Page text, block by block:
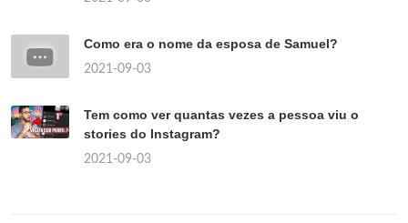
Como era o nome da esposa de Samuel?
2021-09-03
Tem como ver quantas vezes a pessoa viu o
stories do Instagram?
2021-09-03